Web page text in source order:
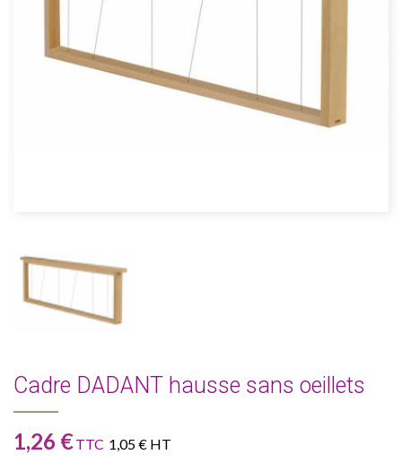
Cadre DADANT hausse sans oeillets
1,26 €TTC 1,05 € HT